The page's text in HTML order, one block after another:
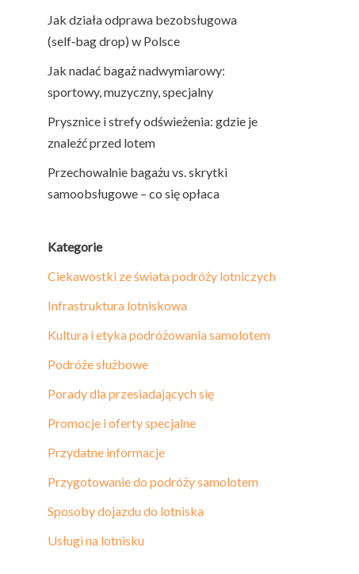
Jak działa odprawa bezobsługowa
(self‑bag drop) w Polsce
Jak nadać bagaż nadwymiarowy:
sportowy, muzyczny, specjalny
Prysznice i strefy odświeżenia: gdzie je
znaleźć przed lotem
Przechowalnie bagażu vs. skrytki
samoobsługowe – co się opłaca
Kategorie
Ciekawostki ze świata podróży lotniczych
Infrastruktura lotniskowa
Kultura i etyka podróżowania samolotem
Podróże służbowe
Porady dla przesiadających się
Promocje i oferty specjalne
Przydatne informacje
Przygotowanie do podróży samolotem
Sposoby dojazdu do lotniska
Usługi na lotnisku